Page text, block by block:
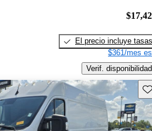
El precio incluye tasas
$361/mes
Verif. disponibilidad